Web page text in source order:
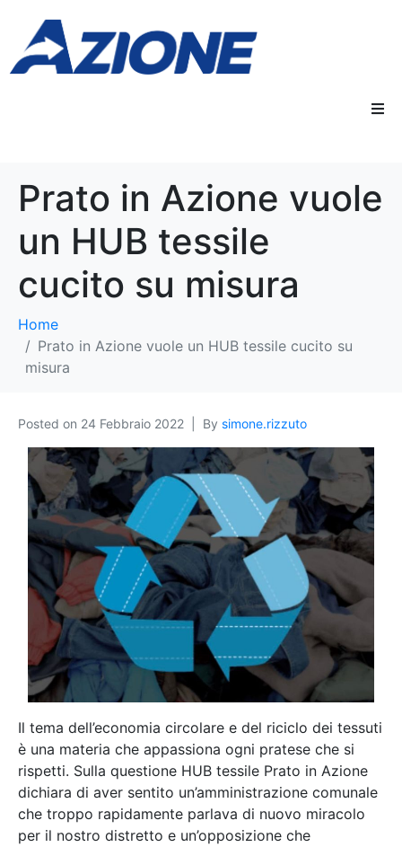
Prato in Azione vuole
un HUB tessile
cucito su misura
Home
Prato in Azione vuole un HUB tessile cucito su
misura
Posted on 24 Febbraio 2022 By simone.rizzuto
Il tema dell’economia circolare e del riciclo dei tessuti
è una materia che appassiona ogni pratese che si
rispetti. Sulla questione HUB tessile Prato in Azione
dichiara di aver sentito un’amministrazione comunale
che troppo rapidamente parlava di nuovo miracolo
per il nostro distretto e un’opposizione che